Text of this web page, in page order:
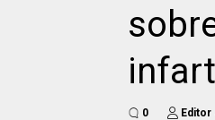
0 Editor